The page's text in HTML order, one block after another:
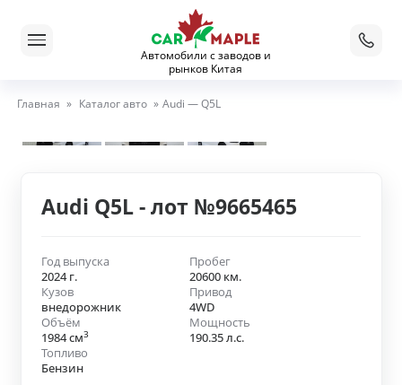
Автомобили с заводов и
рынков Китая
Главная » Каталог авто » Audi — Q5L
Audi Q5L - лот №9665465
Год выпуска
2024 г.
Пробег
20600 км.
Кузов
внедорожник
Привод
4WD
Объём
1984 см3
Мощность
190.35 л.с.
Топливо
Бензин